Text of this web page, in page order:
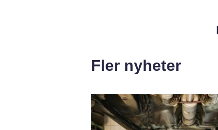
Fler nyheter